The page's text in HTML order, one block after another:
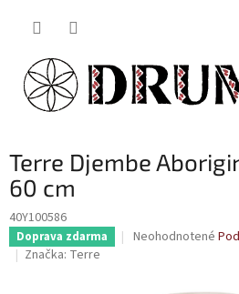
Terre Djembe
60 cm
40Y100586
Doprava zdarma
Priemerné
Neohodnotené
Značka: Terre